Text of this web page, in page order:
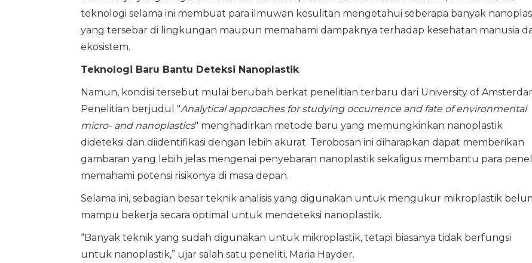
teknologi selama ini membuat para ilmuwan kesulitan mengetahui seberapa banyak
yang tersebar di lingkungan maupun memahami dampaknya terhadap kesehatan manusia
ekosistem.
Teknologi Baru Bantu Deteksi Nanoplastik
Namun, kondisi tersebut mulai berubah berkat penelitian terbaru dari University of
Penelitian berjudul "Analytical approaches for studying occurrence and fate of environmental
micro- and nanoplastics" menghadirkan metode baru yang memungkinkan nanoplastik
dideteksi dan diidentifikasi dengan lebih akurat. Terobosan ini diharapkan dapat memberikan
gambaran yang lebih jelas mengenai penyebaran nanoplastik sekaligus membantu para
memahami potensi risikonya di masa depan.
Selama ini, sebagian besar teknik analisis yang digunakan untuk mengukur mikroplastik
mampu bekerja secara optimal untuk mendeteksi nanoplastik.
“Banyak teknik yang sudah digunakan untuk mikroplastik, tetapi biasanya tidak berfungsi
untuk nanoplastik,” ujar salah satu peneliti, Maria Hayder.